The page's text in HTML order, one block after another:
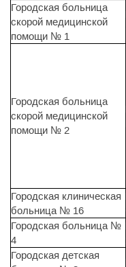
Городская больница
скорой медицинской
помощи № 1
Городская больница
скорой медицинской
помощи № 2
Городская клиническая
больница № 16
Городская больница №
4
Городская детская